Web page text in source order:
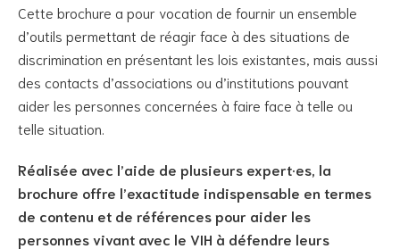
Cette brochure a pour vocation de fournir un ensemble
d’outils permettant de réagir face à des situations de
discrimination en présentant les lois existantes, mais aussi
des contacts d’associations ou d’institutions pouvant
aider les personnes concernées à faire face à telle ou
telle situation.
Réalisée avec l’aide de plusieurs expert·es, la
brochure offre l’exactitude indispensable en termes
de contenu et de références pour aider les
personnes vivant avec le VIH à défendre leurs